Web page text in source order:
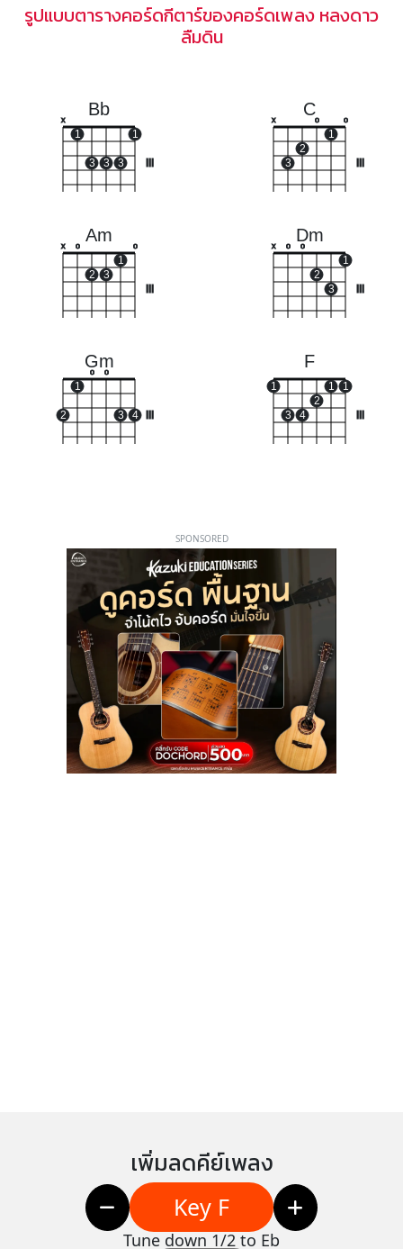
รูปแบบตารางคอร์ดกีตาร์ของคอร์ดเพลง หลงดาว
ลืมดิน
Bb
x
1
3 3 3
1
C
x
3
2
o
1
o
Am
x o
2 3
1
o
Dm
x o o
2
3
1
Gm
2
1
o o
3 4
F
1
3 4
2
1 1
SPONSORED
เพิ่มลดคีย์เพลง
Key F
Tune down 1/2 to Eb